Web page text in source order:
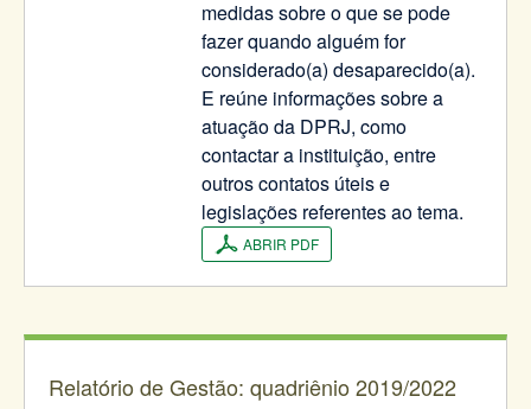
medidas sobre o que se pode
fazer quando alguém for
considerado(a) desaparecido(a).
E reúne informações sobre a
atuação da DPRJ, como
contactar a instituição, entre
outros contatos úteis e
legislações referentes ao tema.
ABRIR PDF
Relatório de Gestão: quadriênio 2019/2022